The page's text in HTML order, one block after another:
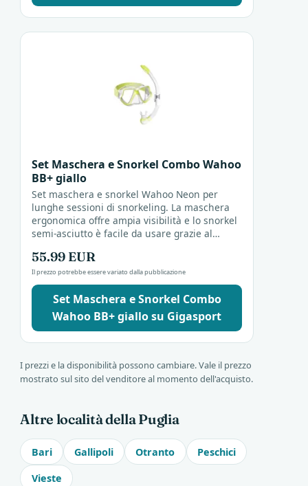
Set Maschera e Snorkel Combo Wahoo
BB+ giallo
Set maschera e snorkel Wahoo Neon per
lunghe sessioni di snorkeling. La maschera
ergonomica offre ampia visibilità e lo snorkel
semi-asciutto è facile da usare grazie al
55.99 EUR
Il prezzo potrebbe essere variato dalla pubblicazione
Set Maschera e Snorkel Combo
Wahoo BB+ giallo su Gigasport
I prezzi e la disponibilità possono cambiare. Vale il prezzo
mostrato sul sito del venditore al momento dell'acquisto.
Altre località della Puglia
Bari Gallipoli Otranto Peschici
Vieste